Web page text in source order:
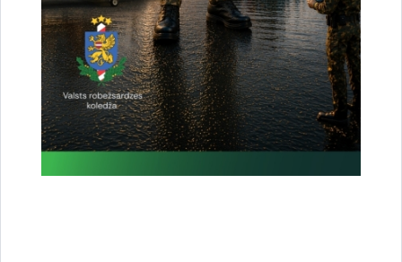
Valsts robežsardzes koledžā norisinājās
taktiskās mācības
Publicēšanas datums: 19.06.2026.